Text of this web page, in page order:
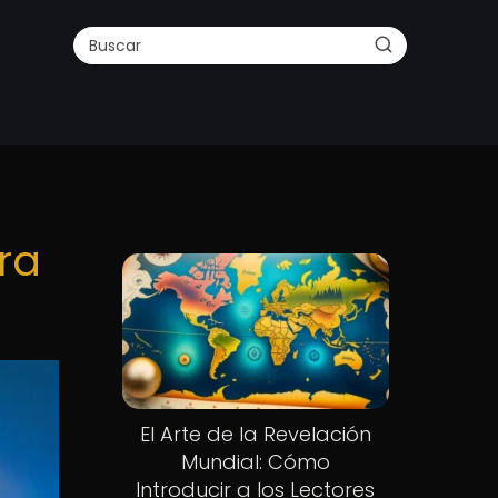
El Arte de la Revelación
Mundial: Cómo
Introducir a los Lectores